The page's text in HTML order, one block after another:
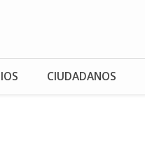
CIUDADANOS